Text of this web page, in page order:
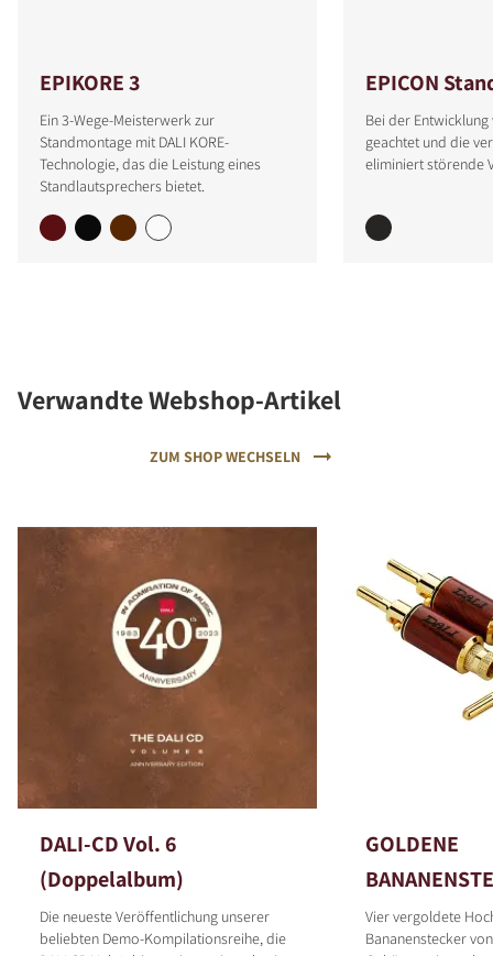
EPIKORE 3
Ein 3-Wege-Meisterwerk zur
Standmontage mit DALI KORE-
Technologie, das die Leistung eines
Standlautsprechers bietet.
EPICON
Bei der
geachtet und die
eliminiert störende
Verwandte Webshop-Artikel
ZUM SHOP WECHSELN
DALI-CD Vol. 6
(Doppelalbum)
Die neueste Veröffentlichung unserer
beliebten Demo-Kompilationsreihe, die
GOLDENE
Vier vergoldete
Bananenstecker